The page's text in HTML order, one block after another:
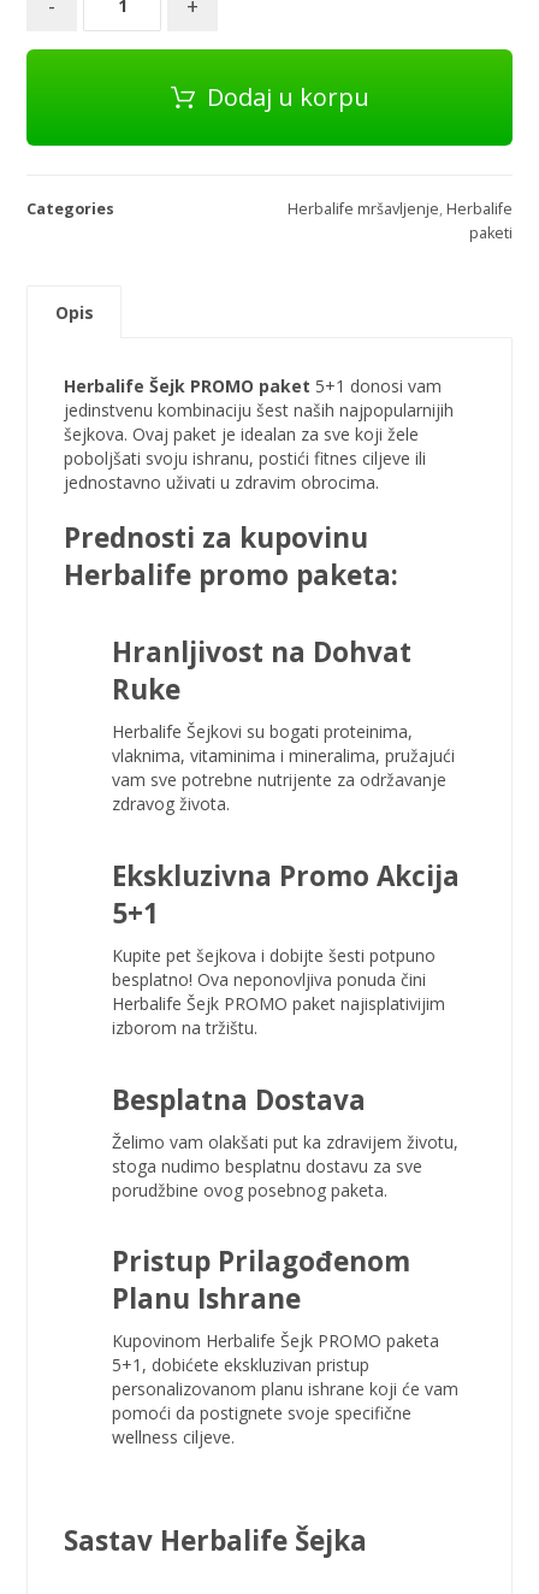
Dodaj u korpu
Categories Herbalife mršavljenje, Herbalife
paketi
Opis
Herbalife Šejk PROMO paket 5+1 donosi vam
jedinstvenu kombinaciju šest naših najpopularnijih
šejkova. Ovaj paket je idealan za sve koji žele
poboljšati svoju ishranu, postići fitnes ciljeve ili
jednostavno uživati u zdravim obrocima.
Prednosti za kupovinu
Herbalife promo paketa:
Hranljivost na Dohvat
Ruke
Herbalife Šejkovi su bogati proteinima,
vlaknima, vitaminima i mineralima, pružajući
vam sve potrebne nutrijente za održavanje
zdravog života.
Ekskluzivna Promo Akcija
5+1
Kupite pet šejkova i dobijte šesti potpuno
besplatno! Ova neponovljiva ponuda čini
Herbalife Šejk PROMO paket najisplativijim
izborom na tržištu.
Besplatna Dostava
Želimo vam olakšati put ka zdravijem životu,
stoga nudimo besplatnu dostavu za sve
porudžbine ovog posebnog paketa.
Pristup Prilagođenom
Planu Ishrane
Kupovinom Herbalife Šejk PROMO paketa
5+1, dobićete ekskluzivan pristup
personalizovanom planu ishrane koji će vam
pomoći da postignete svoje specifične
wellness ciljeve.
Sastav Herbalife Šejka